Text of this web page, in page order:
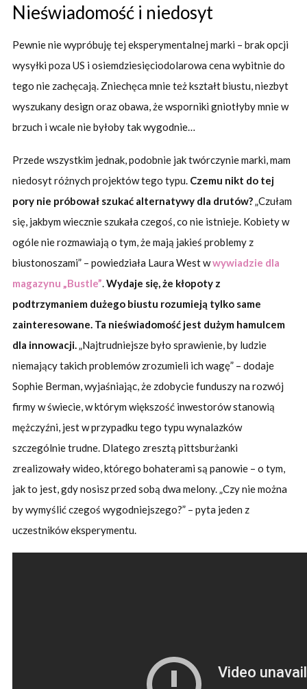
Nieświadomość i niedosyt
Pewnie nie wypróbuję tej eksperymentalnej marki – brak opcji
wysyłki poza US i osiemdziesięciodolarowa cena wybitnie do
tego nie zachęcają. Zniechęca mnie też kształt biustu, niezbyt
wyszukany design oraz obawa, że wsporniki gniotłyby mnie w
brzuch i wcale nie byłoby tak wygodnie…
Przede wszystkim jednak, podobnie jak twórczynie marki, mam
niedosyt różnych projektów tego typu. Czemu nikt do tej
pory nie próbował szukać alternatywy dla drutów?„Czułam
się, jakbym wiecznie szukała czegoś, co nie istnieje. Kobiety w
ogóle nie rozmawiają o tym, że mają jakieś problemy z
biustonoszami” – powiedziała Laura West wwywiadzie dla
magazynu „Bustle”.Wydaje się, że kłopoty z
podtrzymaniem dużego biustu rozumieją tylko same
zainteresowane. Ta nieświadomość jest dużym hamulcem
dla innowacji.„Najtrudniejsze było sprawienie, by ludzie
niemający takich problemów zrozumieli ich wagę” – dodaje
Sophie Berman, wyjaśniając, że zdobycie funduszy na rozwój
firmy w świecie, w którym większość inwestorów stanowią
mężczyźni, jest w przypadku tego typu wynalazków
szczególnie trudne. Dlatego zresztą pittsburżanki
zrealizowały wideo, którego bohaterami są panowie – o tym,
jak to jest, gdy nosisz przed sobą dwa melony. „Czy nie można
by wymyślić czegoś wygodniejszego?” – pyta jeden z
uczestników eksperymentu.